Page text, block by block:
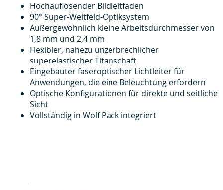
Hochauflösender Bildleitfaden
90° Super-Weitfeld-Optiksystem
Außergewöhnlich kleine Arbeitsdurchmesser von
1,8 mm und 2,4 mm
Flexibler, nahezu unzerbrechlicher
superelastischer Titanschaft
Eingebauter faseroptischer Lichtleiter für
Anwendungen, die eine Beleuchtung erfordern
Optische Konfigurationen für direkte und seitliche
Sicht
Vollständig in Wolf Pack integriert